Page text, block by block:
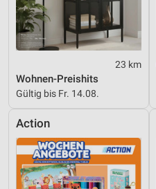
23 km
Wohnen-Preishits
Gültig bis Fr. 14.08.
Action